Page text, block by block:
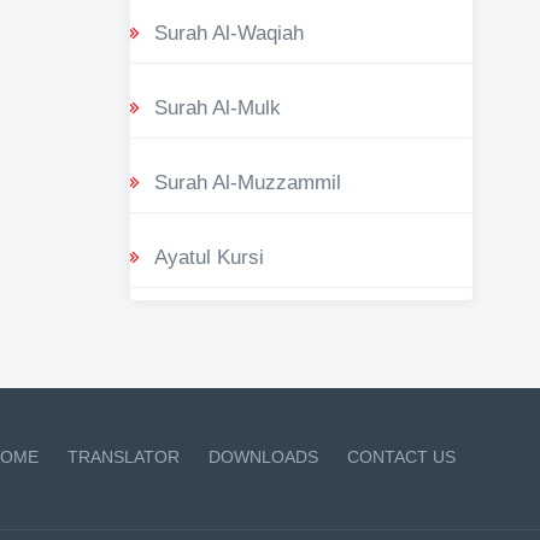
Surah Al-Waqiah
Surah Al-Mulk
Surah Al-Muzzammil
Ayatul Kursi
TRANSLATOR DOWNLOADS CONTACT US